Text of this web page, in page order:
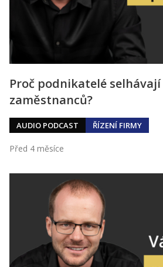
Obchodní podmínky
Proč podnikatelé
zaměstnanců?
AUDIO PODCAST ŘÍZENÍ FIRMY
Před 4 měsíce